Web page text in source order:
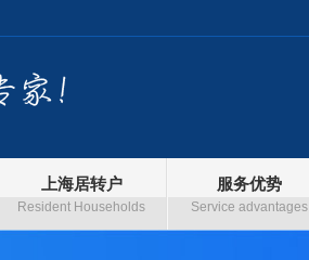
上海居转户
Resident Households
服务优势
Service advantages